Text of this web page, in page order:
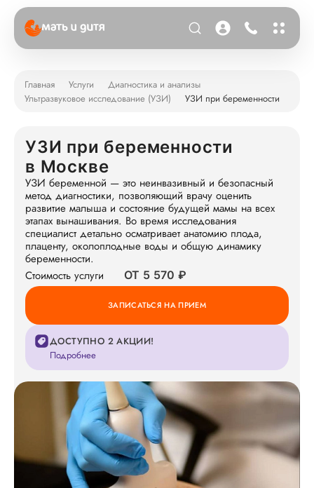
Главная Услуги
Диагностика и анализы
Ультразвуковое исследование (УЗИ)
УЗИ при беременности
УЗИ при беременности
в Москве
УЗИ беременной — это неинвазивный и безопасный
метод диагностики, позволяющий врачу оценить
развитие малыша и состояние будущей мамы на всех
этапах вынашивания. Во время исследования
специалист детально осматривает анатомию плода,
плаценту, околоплодные воды и общую динамику
беременности.
Стоимость услуги
ОТ 5 570 ₽
ЗАПИСАТЬСЯ НА ПРИЕМ
ДОСТУПНО 2 АКЦИИ!
Подробнее